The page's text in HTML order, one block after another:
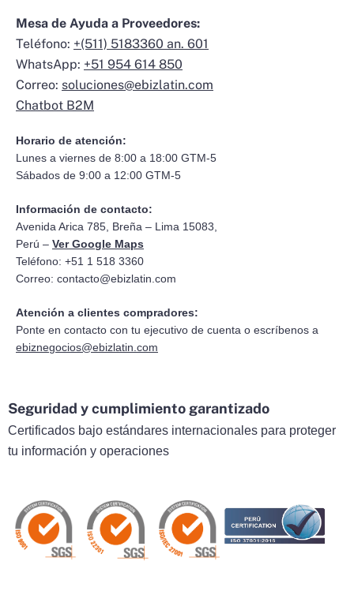
Mesa de Ayuda a Proveedores:
Teléfono: +(511) 5183360 an. 601
WhatsApp: +51 954 614 850
Correo: soluciones@ebizlatin.com
Chatbot B2M
Horario de atención:
Lunes a viernes de 8:00 a 18:00 GTM-5
Sábados de 9:00 a 12:00 GTM-5
Información de contacto:
Avenida Arica 785, Breña – Lima 15083,
Perú – Ver Google Maps
Teléfono: +51 1 518 3360
Correo: contacto@ebizlatin.com
Atención a clientes compradores:
Ponte en contacto con tu ejecutivo de cuenta o escríbenos a
ebiznegocios@ebizlatin.com
Seguridad y cumplimiento garantizado
Certificados bajo estándares internacionales para proteger
tu información y operaciones